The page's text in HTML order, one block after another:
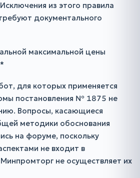
из этого правила
документального
максимальной цены
для которых применяется
постановления № 1875 не
Вопросы, касающиеся
методики обоснования
на форуме, поскольку
не входит в
не осуществляет их